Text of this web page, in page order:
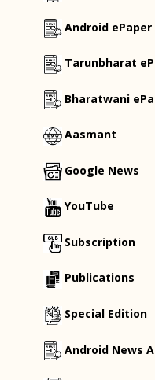
Android ePaper
Tarunbharat
Bharatwani
Aasmant
Google News
YouTube
Subscription
Publications
Special Edition
Android News